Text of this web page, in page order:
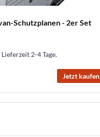
Schutzplanen - 2er Set
2-4 Tage.
Jetzt kaufen